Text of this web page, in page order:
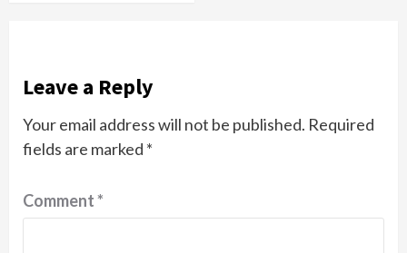
Leave a Reply
Your email address will not be published. Required
fields are marked *
Comment*